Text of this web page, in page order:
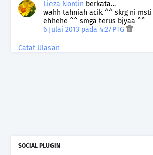
Lieza Nordin berkata…
wahh tahniah acik ^^ skrg ni msti
ehhehe ^^ smga terus bjyaa ^^
6 Julai 2013 pada 4:27 PTG
Catat Ulasan
SOCIAL PLUGIN